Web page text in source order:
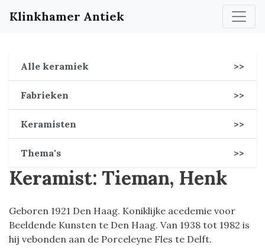
Klinkhamer Antiek
Alle keramiek >>
Fabrieken >>
Keramisten >>
Thema's >>
Keramist: Tieman, Henk
Geboren 1921 Den Haag. Koniklijke acedemie voor
Beeldende Kunsten te Den Haag. Van 1938 tot 1982 is
hij vebonden aan de Porceleyne Fles te Delft.